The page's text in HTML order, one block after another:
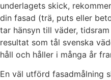
underlagets skick,
din fasad (trä, puts eller
tar hänsyn till väder,
resultat som tål svenska
håll och håller i många år
En väl utförd fasadmålning